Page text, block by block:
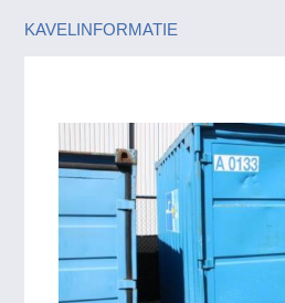
KAVELINFORMATIE